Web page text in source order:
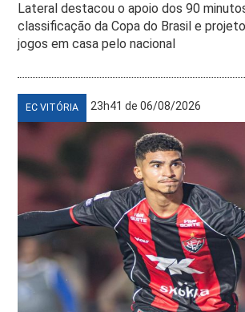
Lateral destacou o apoio dos 90
classificação da Copa do Brasil e
jogos em casa pelo nacional
EC VITÓRIA 23h41 de 06/08/2026